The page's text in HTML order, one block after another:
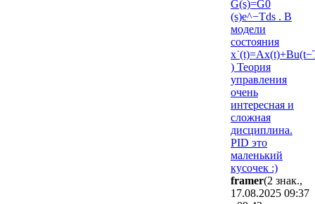
G(s)=G0​
(s)e^−Td​s . В
модели
состояния
) Теория
управления
очень
интересная и
сложная
дисциплина.
PID это
маленький
кусочек :)
framer(2 знак.,
17.08.2025 09:37